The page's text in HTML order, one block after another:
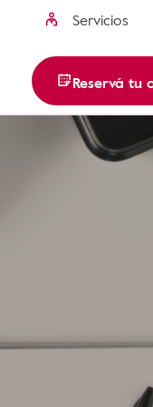
Servicios
Reservá